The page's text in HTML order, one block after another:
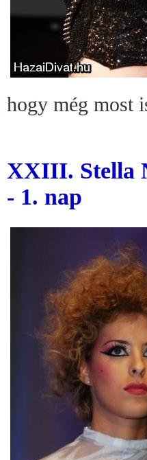
hogy még most
XXIII. Stella
- 1. nap